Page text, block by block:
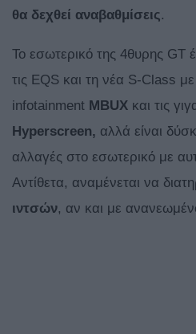
θα δεχθεί αναβαθμίσεις.
Το εσωτερικό της 4θυρης GT
τις EQS και τη νέα S-Class
infotainment MBUX και τις
Hyperscreen, αλλά είναι
αλλαγές στο εσωτερικό με
Αντίθετα, αναμένεται να
ιντσών, αν και με